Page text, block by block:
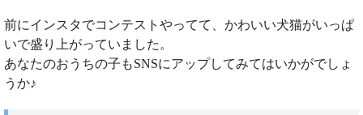
前にインスタでコンテストやってて、かわいい犬猫がいっぱ
いで盛り上がっていました。
あなたのおうちの子もSNSにアップしてみてはいかがでしょ
うか♪